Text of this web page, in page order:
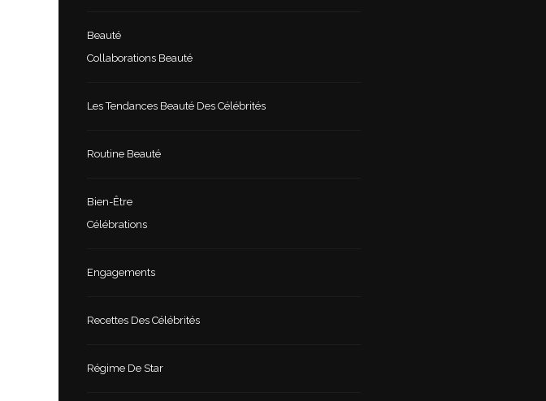
Beauté
Collaborations Beauté
Les Tendances Beauté Des Célébrités
Routine Beauté
Bien-Être
Célébrations
Engagements
Recettes Des Célébrités
Régime De Star